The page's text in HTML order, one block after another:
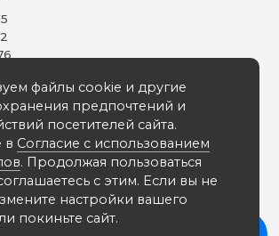
файлы cookie и другие
предпочтений и
посетителей сайта.
в Согласие с использованием
. Продолжая пользоваться
с этим. Если вы не
настройки вашего
покиньте сайт.
на сайте информация носит